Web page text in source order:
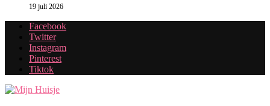
19 juli 2026
Facebook
Twitter
Instagram
Pinterest
Tiktok